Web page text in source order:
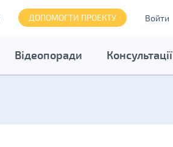
ДОПОМОГТИ ПРОЕКТУ Войти
Відеопоради Консультації